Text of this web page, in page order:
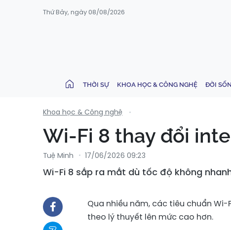
Thứ Bảy, ngày 08/08/2026
THỜI SỰ KHOA HỌC & CÔNG NGHỆ ĐỜI
Khoa học & Công nghệ
Wi-Fi 8 thay đổi
Tuệ Minh 17/06/2026 09:23
Wi-Fi 8 sắp ra mắt dù tốc độ không
Qua nhiều năm, các tiêu chuẩn
theo lý thuyết lên mức cao hơn.